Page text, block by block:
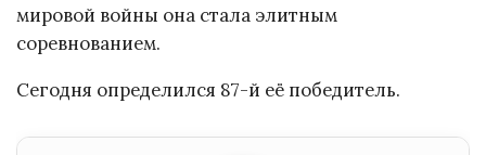
мировой войны она стала элитным
соревнованием.
Сегодня определился 87-й её победитель.